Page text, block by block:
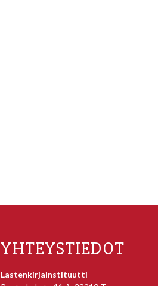
YHTEYSTIEDOT
Lastenkirjainstituutti